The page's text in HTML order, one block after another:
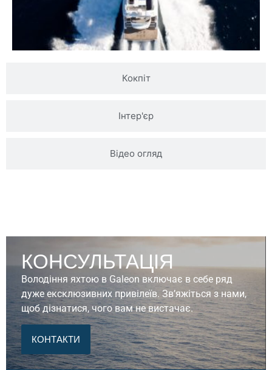
Кокпіт
Інтер'єр
Відео огляд
КОНСУЛЬТАЦІЯ
Володіння яхтою в Galeon включає в себе ряд
дуже ексклюзивних привілеїв. Зв’яжіться з нами,
щоб дізнатися, чого вам не вистачає.
КОНТАКТИ